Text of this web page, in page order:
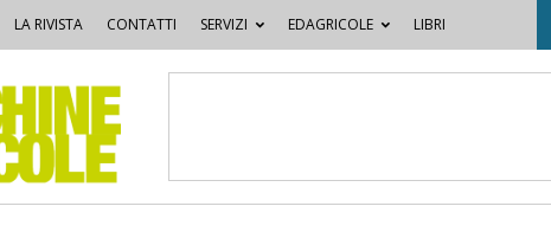
LA RIVISTA CONTATTI SERVIZI EDAGRICOLE LIBRI